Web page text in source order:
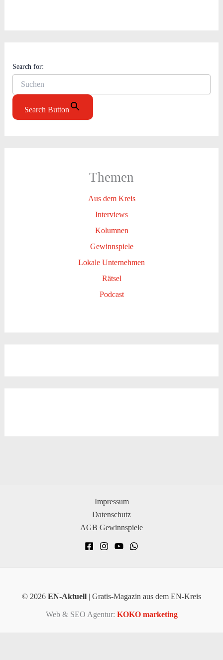
Search for:
Search Button
Themen
Aus dem Kreis
Interviews
Kolumnen
Gewinnspiele
Lokale Unternehmen
Rätsel
Podcast
Impressum
Datenschutz
AGB Gewinnspiele
© 2026 EN-Aktuell | Gratis-Magazin aus dem EN-Kreis
Web & SEO Agentur: KOKO marketing